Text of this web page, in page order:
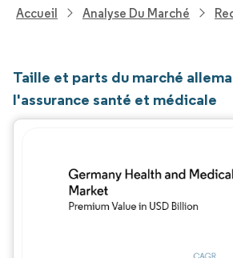
Accueil Analyse Du Marché
Taille et parts du marché
l'assurance santé et médicale